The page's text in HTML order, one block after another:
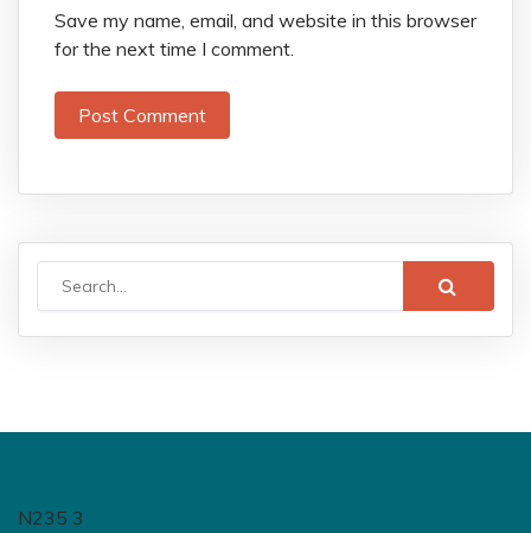
Save my name, email, and website in this browser
for the next time I comment.
N235 3